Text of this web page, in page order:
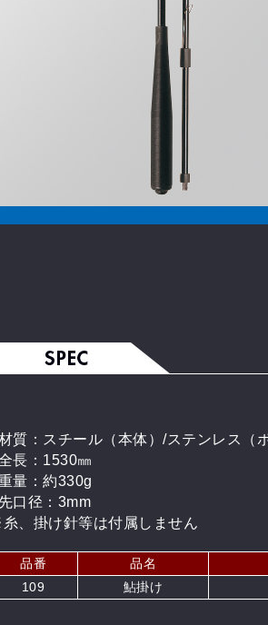
質：スチール（本体）/ステンレス（
長：1530㎜
量：約330g
口径：3mm
、掛け針等は付属しません
品番
品名
109
鮎掛け